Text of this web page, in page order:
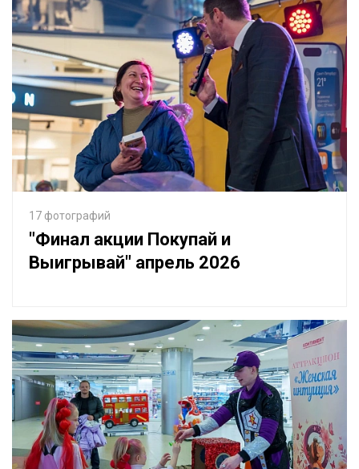
17 фотографий
"Финал акции Покупай и
Выигрывай" апрель 2026